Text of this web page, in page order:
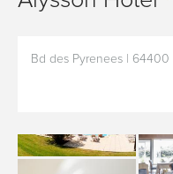
Bd des Pyrenees 64400